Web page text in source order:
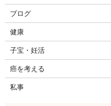
ブログ
健康
子宝・妊活
癌を考える
私事